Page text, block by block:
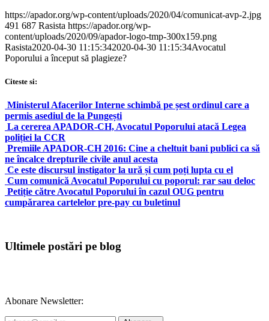
https://apador.org/wp-content/uploads/2020/04/comunicat-avp-2.jpg
491 687 Rasista https://apador.org/wp-
content/uploads/2020/09/apador-logo-tmp-300x159.png
Rasista2020-04-30 11:15:342020-04-30 11:15:34Avocatul
Poporului a început să plagieze?
Citeste si:
Ministerul Afacerilor Interne schimbă pe șest ordinul care a
permis asediul de la Pungești
La cererea APADOR-CH, Avocatul Poporului atacă Legea
poliției la CCR
Premiile APADOR-CH 2016: Cine a cheltuit bani publici ca să
ne încalce drepturile civile anul acesta
Ce este discursul instigator la ură și cum poți lupta cu el
Cum comunică Avocatul Poporului cu poporul: rar sau deloc
Petiție către Avocatul Poporului în cazul OUG pentru
cumpărarea cartelelor pre-pay cu buletinul
Ultimele postări pe blog
Abonare Newsletter: